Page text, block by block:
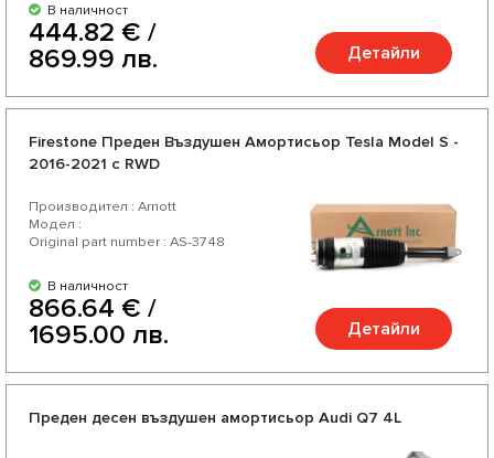
В наличност
444.82 € /
869.99 лв.
Детайли
Firestone Предeн Въздушен Амортисьор Tesla Model S -
2016-2021 с RWD
Производител : Arnott
Модел :
Original part number : AS-3748
В наличност
866.64 € /
1695.00 лв.
Детайли
Преден десен въздушен амортисьор Audi Q7 4L